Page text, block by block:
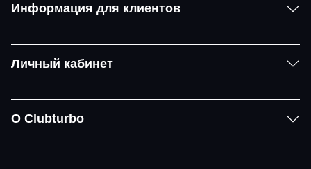
Информация для клиентов
Личный кабинет
О Clubturbo